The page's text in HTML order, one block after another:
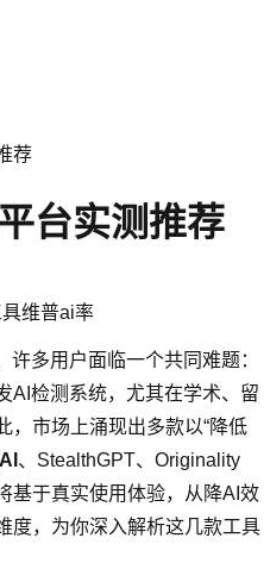
荐
台实测推荐
维普ai率
多用户面临一个共同难题：
AI检测系统，尤其在学术、留
，市场上涌现出多款以“降低
、StealthGPT、Originality
基于真实使用体验，从降AI效
度，为你深入解析这几款工具